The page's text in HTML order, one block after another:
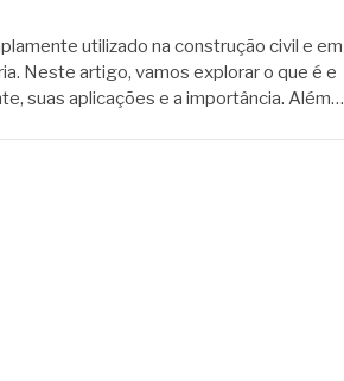
utilizado na construção civil e em
Neste artigo, vamos explorar o que é e
suas aplicações e a importância. Além…